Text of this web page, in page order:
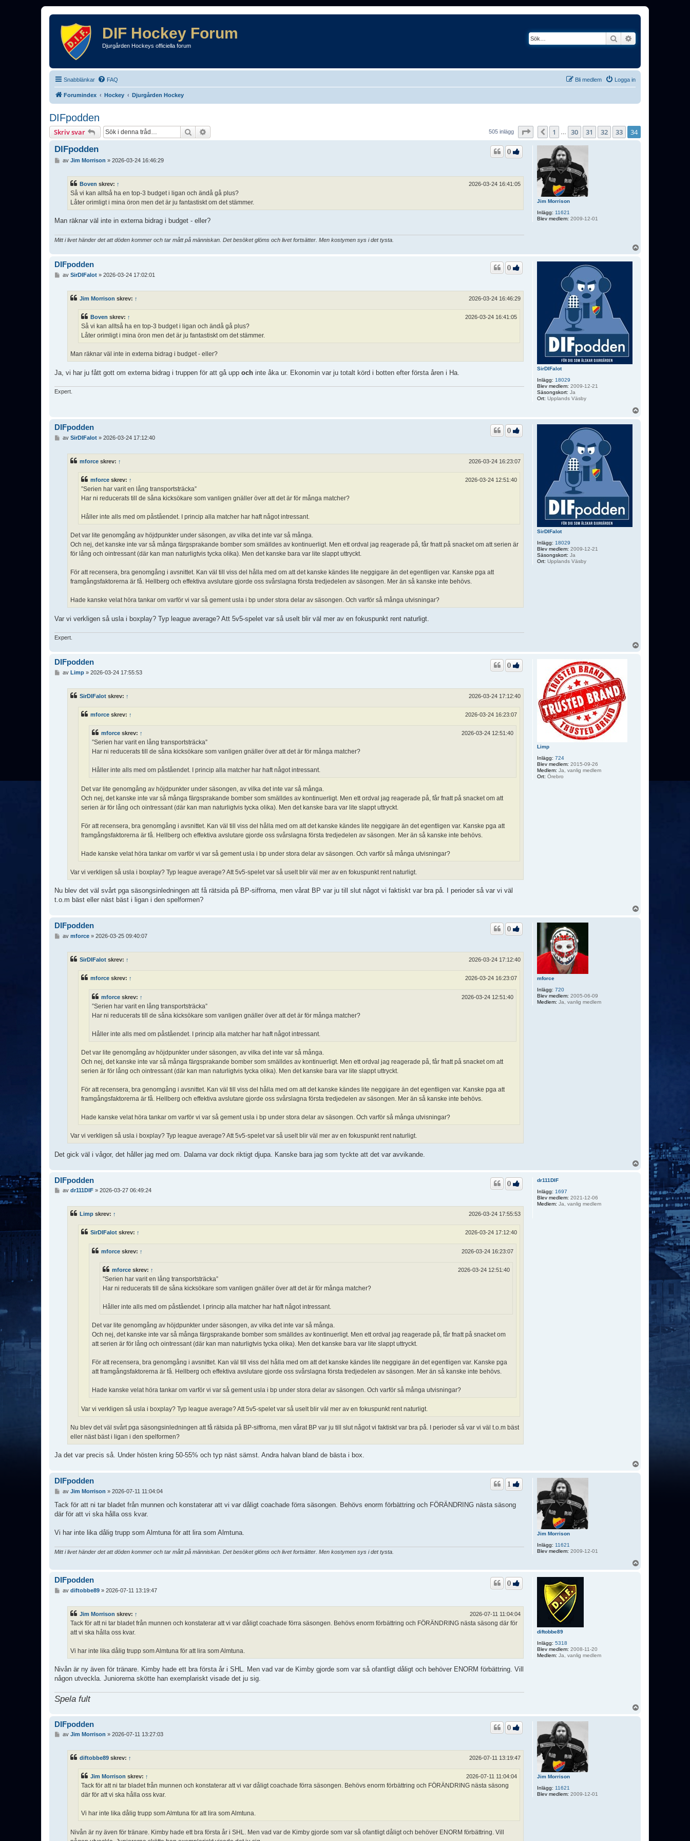
DIF Hockey Forum
Djurgården Hockeys officiella forum
Sök
Snabblänkar FAQ Logga in
Bli medlem
Forumindex Hockey Djurgården Hockey
DIFpodden
Skriv svar Sök 505 inlägg Sida 34av34
Föregående
1 30 31 32 33 34
Jim Morrison
Inlägg: 11621
Blev medlem: 2009-12-01
DIFpodden 0
av Jim Morrison » 2026-03-24 16:46:29
Boven skrev: ↑ 2026-03-24 16:41:05
Så vi kan alltså ha en top-3 budget i ligan och ändå gå plus?
Låter orimligt i mina öron men det är ju fantastiskt om det stämmer.
Man räknar väl inte in externa bidrag i budget - eller?
Mitt i livet händer det att döden kommer och tar mått på människan. Det besöket glöms och livet fortsätter. Men kostymen sys i det tysta.
SirDIFalot
Inlägg: 18029
Blev medlem: 2009-12-21
Säsongskort: Ja
Ort: Upplands Väsby
DIFpodden 0
av SirDIFalot» 2026-03-24 17:02:01
Jim Morrison skrev: ↑ 2026-03-24 16:46:29
Boven skrev: ↑ 2026-03-24 16:41:05
Så vi kan alltså ha en top-3 budget i ligan och ändå gå plus?
Låter orimligt i mina öron men det är ju fantastiskt om det stämmer.
Man räknar väl inte in externa bidrag i budget - eller?
Ja, vi har ju fått gott om externa bidrag i truppen för att gå upp och inte åka ur. Ekonomin var ju totalt körd i botten efter första åren i Ha.
Expert.
SirDIFalot
Inlägg: 18029
Blev medlem: 2009-12-21
Säsongskort: Ja
Ort: Upplands Väsby
DIFpodden 0
av SirDIFalot» 2026-03-24 17:12:40
mforce skrev: ↑ 2026-03-24 16:23:07
mforce skrev: ↑ 2026-03-24 12:51:40
”Serien har varit en lång transportsträcka”
Har ni reducerats till de såna kicksökare som vanligen gnäller över att det är för många matcher?
Håller inte alls med om påståendet. I princip alla matcher har haft något intressant.
Det var lite genomgång av höjdpunkter under säsongen, av vilka det inte var så många.
Och nej, det kanske inte var så många färgsprakande bomber som smälldes av kontinuerligt. Men ett ordval jag reagerade på, får fnatt på snacket om att serien är
för lång och ointressant (där kan man naturligtvis tycka olika). Men det kanske bara var lite slappt uttryckt.
För att recensera, bra genomgång i avsnittet. Kan väl till viss del hålla med om att det kanske kändes lite neggigare än det egentligen var. Kanske pga att
framgångsfaktorerna är få. Hellberg och effektiva avslutare gjorde oss svårslagna första tredjedelen av säsongen. Mer än så kanske inte behövs.
Hade kanske velat höra tankar om varför vi var så gement usla i bp under stora delar av säsongen. Och varför så många utvisningar?
Var vi verkligen så usla i boxplay? Typ league average? Att 5v5-spelet var så uselt blir väl mer av en fokuspunkt rent naturligt.
Expert.
Limp
Inlägg: 724
Blev medlem: 2015-09-26
Medlem: Ja, vanlig medlem
Ort: Örebro
DIFpodden 0
av Limp» 2026-03-24 17:55:53
SirDIFalot skrev: ↑ 2026-03-24 17:12:40
mforce skrev: ↑ 2026-03-24 16:23:07
mforce skrev: ↑ 2026-03-24 12:51:40
”Serien har varit en lång transportsträcka”
Har ni reducerats till de såna kicksökare som vanligen gnäller över att det är för många matcher?
Håller inte alls med om påståendet. I princip alla matcher har haft något intressant.
Det var lite genomgång av höjdpunkter under säsongen, av vilka det inte var så många.
Och nej, det kanske inte var så många färgsprakande bomber som smälldes av kontinuerligt. Men ett ordval jag reagerade på, får fnatt på snacket om att
serien är för lång och ointressant (där kan man naturligtvis tycka olika). Men det kanske bara var lite slappt uttryckt.
För att recensera, bra genomgång i avsnittet. Kan väl till viss del hålla med om att det kanske kändes lite neggigare än det egentligen var. Kanske pga att
framgångsfaktorerna är få. Hellberg och effektiva avslutare gjorde oss svårslagna första tredjedelen av säsongen. Mer än så kanske inte behövs.
Hade kanske velat höra tankar om varför vi var så gement usla i bp under stora delar av säsongen. Och varför så många utvisningar?
Var vi verkligen så usla i boxplay? Typ league average? Att 5v5-spelet var så uselt blir väl mer av en fokuspunkt rent naturligt.
Nu blev det väl svårt pga säsongsinledningen att få rätsida på BP-siffrorna, men vårat BP var ju till slut något vi faktiskt var bra på. I perioder så var vi väl
t.o.m bäst eller näst bäst i ligan i den spelformen?
mforce
Inlägg: 720
Blev medlem: 2005-06-09
Medlem: Ja, vanlig medlem
DIFpodden 0
av mforce» 2026-03-25 09:40:07
SirDIFalot skrev: ↑ 2026-03-24 17:12:40
mforce skrev: ↑ 2026-03-24 16:23:07
mforce skrev: ↑ 2026-03-24 12:51:40
”Serien har varit en lång transportsträcka”
Har ni reducerats till de såna kicksökare som vanligen gnäller över att det är för många matcher?
Håller inte alls med om påståendet. I princip alla matcher har haft något intressant.
Det var lite genomgång av höjdpunkter under säsongen, av vilka det inte var så många.
Och nej, det kanske inte var så många färgsprakande bomber som smälldes av kontinuerligt. Men ett ordval jag reagerade på, får fnatt på snacket om att
serien är för lång och ointressant (där kan man naturligtvis tycka olika). Men det kanske bara var lite slappt uttryckt.
För att recensera, bra genomgång i avsnittet. Kan väl till viss del hålla med om att det kanske kändes lite neggigare än det egentligen var. Kanske pga att
framgångsfaktorerna är få. Hellberg och effektiva avslutare gjorde oss svårslagna första tredjedelen av säsongen. Mer än så kanske inte behövs.
Hade kanske velat höra tankar om varför vi var så gement usla i bp under stora delar av säsongen. Och varför så många utvisningar?
Var vi verkligen så usla i boxplay? Typ league average? Att 5v5-spelet var så uselt blir väl mer av en fokuspunkt rent naturligt.
Det gick väl i vågor, det håller jag med om. Dalarna var dock riktigt djupa. Kanske bara jag som tyckte att det var avvikande.
dr111DIF
Inlägg: 1697
Blev medlem: 2021-12-06
Medlem: Ja, vanlig medlem
DIFpodden 0
av dr111DIF» 2026-03-27 06:49:24
Limp skrev: ↑ 2026-03-24 17:55:53
SirDIFalot skrev: ↑ 2026-03-24 17:12:40
mforce skrev: ↑ 2026-03-24 16:23:07
mforce skrev: ↑ 2026-03-24 12:51:40
”Serien har varit en lång transportsträcka”
Har ni reducerats till de såna kicksökare som vanligen gnäller över att det är för många matcher?
Håller inte alls med om påståendet. I princip alla matcher har haft något intressant.
Det var lite genomgång av höjdpunkter under säsongen, av vilka det inte var så många.
Och nej, det kanske inte var så många färgsprakande bomber som smälldes av kontinuerligt. Men ett ordval jag reagerade på, får fnatt på snacket om
att serien är för lång och ointressant (där kan man naturligtvis tycka olika). Men det kanske bara var lite slappt uttryckt.
För att recensera, bra genomgång i avsnittet. Kan väl till viss del hålla med om att det kanske kändes lite neggigare än det egentligen var. Kanske pga
att framgångsfaktorerna är få. Hellberg och effektiva avslutare gjorde oss svårslagna första tredjedelen av säsongen. Mer än så kanske inte behövs.
Hade kanske velat höra tankar om varför vi var så gement usla i bp under stora delar av säsongen. Och varför så många utvisningar?
Var vi verkligen så usla i boxplay? Typ league average? Att 5v5-spelet var så uselt blir väl mer av en fokuspunkt rent naturligt.
Nu blev det väl svårt pga säsongsinledningen att få rätsida på BP-siffrorna, men vårat BP var ju till slut något vi faktiskt var bra på. I perioder så var vi väl t.o.m bäst
eller näst bäst i ligan i den spelformen?
Ja det var precis så. Under hösten kring 50-55% och typ näst sämst. Andra halvan bland de bästa i box.
Jim Morrison
Inlägg: 11621
Blev medlem: 2009-12-01
DIFpodden 1
l
ä
g
av Jim Morrison » 2026-07-11 11:04:04
Tack för att ni tar bladet från munnen och konstaterar att vi var dåligt coachade förra säsongen. Behövs enorm förbättring och FÖRÄNDRING nästa säsong
där för att vi ska hålla oss kvar.
Vi har inte lika dålig trupp som Almtuna för att lira som Almtuna.
Mitt i livet händer det att döden kommer och tar mått på människan. Det besöket glöms och livet fortsätter. Men kostymen sys i det tysta.
diftobbe89
Inlägg: 5318
Blev medlem: 2008-11-20
Medlem: Ja, vanlig medlem
DIFpodden 0
av diftobbe89» 2026-07-11 13:19:47
Jim Morrison skrev: ↑ 2026-07-11 11:04:04
Tack för att ni tar bladet från munnen och konstaterar att vi var dåligt coachade förra säsongen. Behövs enorm förbättring och FÖRÄNDRING nästa säsong där för
att vi ska hålla oss kvar.
Vi har inte lika dålig trupp som Almtuna för att lira som Almtuna.
Nivån är ny även för tränare. Kimby hade ett bra första år i SHL. Men vad var de Kimby gjorde som var så ofantligt dåligt och behöver ENORM förbättring. Vill
någon utveckla. Juniorerna skötte han exemplariskt visade det ju sig.
Spela fult
Jim Morrison
Inlägg: 11621
Blev medlem: 2009-12-01
DIFpodden 0
av Jim Morrison » 2026-07-11 13:27:03
diftobbe89 skrev: ↑ 2026-07-11 13:19:47
Jim Morrison skrev: ↑ 2026-07-11 11:04:04
Tack för att ni tar bladet från munnen och konstaterar att vi var dåligt coachade förra säsongen. Behövs enorm förbättring och FÖRÄNDRING nästa säsong
där för att vi ska hålla oss kvar.
Vi har inte lika dålig trupp som Almtuna för att lira som Almtuna.
Nivån är ny även för tränare. Kimby hade ett bra första år i SHL. Men vad var de Kimby gjorde som var så ofantligt dåligt och behöver ENORM förbättring. Vill